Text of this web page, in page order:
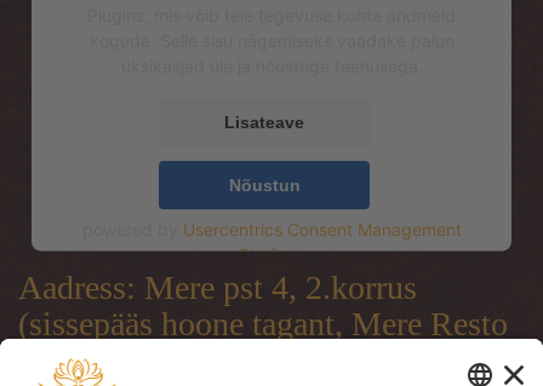
Lisateave
Nõustun
Usercentrics Consent Management
Platform
Aadress: Mere pst 4, 2.korrus
(sissepääs hoone tagant, Mere Resto
terrassi läbi)